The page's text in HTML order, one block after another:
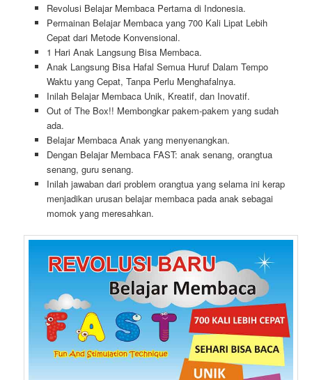
Revolusi Belajar Membaca Pertama di Indonesia.
Permainan Belajar Membaca yang 700 Kali Lipat Lebih
Cepat dari Metode Konvensional.
1 Hari Anak Langsung Bisa Membaca.
Anak Langsung Bisa Hafal Semua Huruf Dalam Tempo
Waktu yang Cepat, Tanpa Perlu Menghafalnya.
Inilah Belajar Membaca Unik, Kreatif, dan Inovatif.
Out of The Box!! Membongkar pakem-pakem yang sudah
ada.
Belajar Membaca Anak yang menyenangkan.
Dengan Belajar Membaca FAST: anak senang, orangtua
senang, guru senang.
Inilah jawaban dari problem orangtua yang selama ini kerap
menjadikan urusan belajar membaca pada anak sebagai
momok yang meresahkan.